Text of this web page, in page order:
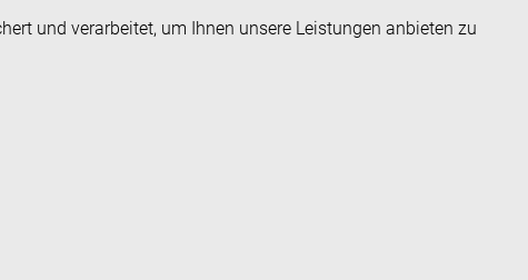
und verarbeitet, um Ihnen unsere Leistungen anbieten zu